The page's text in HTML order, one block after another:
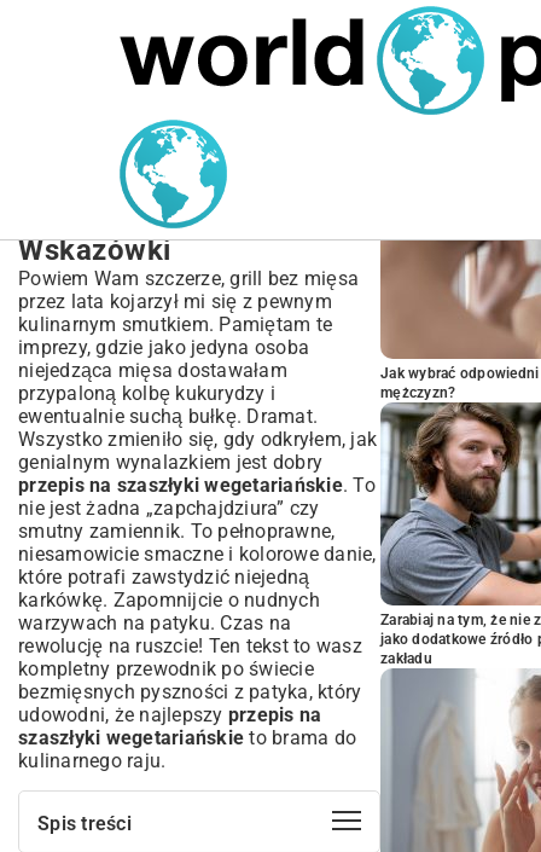
MARIUSZ ŁAMAGA 06.10.2025
Przepis na Szaszłyki
Wegetariańskie –
Najlepsze Pomysły i
Wskazówki
Powiem Wam szczerze, grill bez mięsa
przez lata kojarzył mi się z pewnym
kulinarnym smutkiem. Pamiętam te
imprezy, gdzie jako jedyna osoba
niejedząca mięsa dostawałam
przypaloną kolbę kukurydzy i
ewentualnie suchą bułkę. Dramat.
Wszystko zmieniło się, gdy odkryłem, jak
genialnym wynalazkiem jest dobry
przepis na szaszłyki wegetariańskie. To
nie jest żadna „zapchajdziura” czy
smutny zamiennik. To pełnoprawne,
niesamowicie smaczne i kolorowe danie,
które potrafi zawstydzić niejedną
karkówkę. Zapomnijcie o nudnych
warzywach na patyku. Czas na
rewolucję na ruszcie! Ten tekst to wasz
kompletny przewodnik po świecie
bezmięsnych pyszności z patyka, który
udowodni, że najlepszy przepis na
szaszłyki wegetariańskie to brama do
kulinarnego raju.
Spis treści
Jak wybrać
mężczyzn?
Zarabiaj na tym, że nie
jako dodatkowe
zakładu